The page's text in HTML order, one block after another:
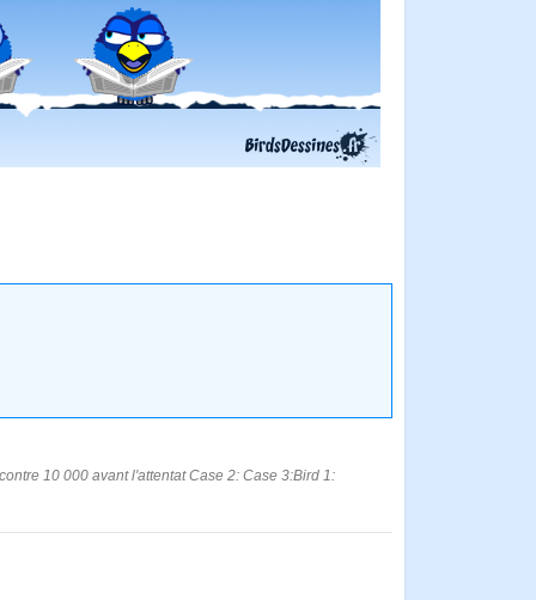
10 000 avant l'attentat Case 2: Case 3:Bird 1: